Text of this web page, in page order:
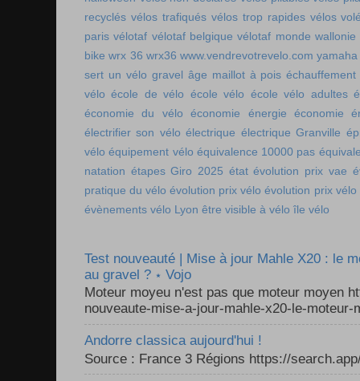
recyclés vélos trafiqués vélos trop rapides vélos
paris vélotaf vélotaf belgique vélotaf monde wallonie
bike wrx 36 wrx36 www.vendrevotrevelo.com
sert un vélo gravel âge maillot à pois
vélo école de vélo école vélo école vélo adultes
économie du vélo
économie énergie
économie
électrifier son vélo électrique électrique Granville
vélo équipement vélo équivalence 10000 pas
natation étapes Giro 2025 état évolution prix vae
pratique du vélo évolution prix vélo évolution prix
évènements vélo Lyon être visible à vélo île vélo
Test nouveauté | Mise à jour Mahle X20 : le
au gravel ? ⋆ Vojo
Moteur moyeu n'est pas que moteur moyen
nouveaute-mise-a-jour-mahle-x20-le-
Andorre classica aujourd'hui !
Source : France 3 Régions https://